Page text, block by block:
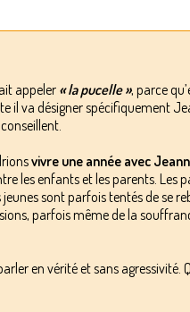
appeler « la pucelle », parce
il va désigner spécifiquement
vivre une année avec
les enfants et les parents. Les
sont parfois tentés de se
parfois même de la
en vérité et sans agressivité.